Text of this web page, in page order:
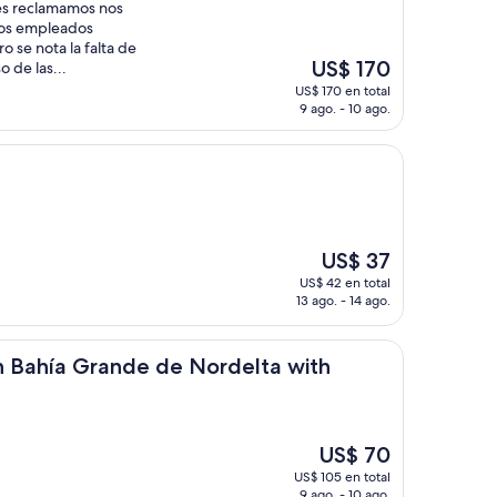
reclamamos nos
empleados
se nota la falta de
de las...
El
precio
actual
de
US$ 170
US$ 170 en total
9 ago. - 10 ago.
El
precio
actual
de
US$ 37
US$ 37
US$ 42 en total
13 ago. - 14 ago.
Bahía Grande de Nordelta with
de Nordelta with Exclusive Amenities
El
precio
actual
US$ 70
US$ 105 en total